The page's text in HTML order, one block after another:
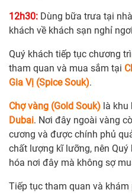
12h30: Dùng bữa trưa tại
khách về khách sạn nghỉ
Quý khách tiếp tục chương
tham quan và mua sắm tại
Gia Vị (Spice Souk).
Chợ vàng (Gold Souk) là
Dubai. Nơi đây ngoài vàng
cương và được chính phủ
chất lượng kĩ lưỡng, nên
hóa nơi đây mà không sợ
Tiếp tục tham quan và khám